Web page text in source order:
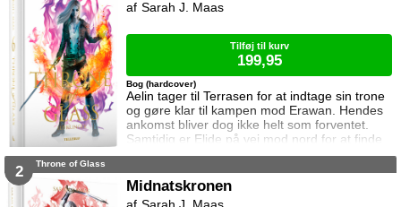
Aelin tager til Terrasen for at indtage sin trone
og gøre klar til kampen mod Erawan. Hendes
ankomst bliver dog ikke helt som forventet.
Samtidig er Elide på vej mod nord for at finde
Aelin og Celaena Sardothien. Oakwaldskoven
når nogen følger efter én. Dorian forsøger at
Bog (hardcover)
Sarah J. Maas
Tilføj til kurv
199,95
2 Throne of Glass
Midnatskronen